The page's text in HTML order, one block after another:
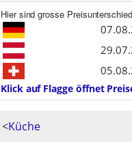
Hier sind grosse
Klick auf Flagge öffnet
<Küche